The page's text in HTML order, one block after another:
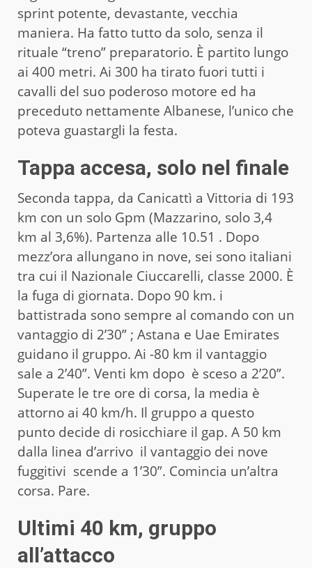
sprint potente, devastante, vecchia
maniera. Ha fatto tutto da solo, senza il
rituale “treno” preparatorio. È partito lungo
ai 400 metri. Ai 300 ha tirato fuori tutti i
cavalli del suo poderoso motore ed ha
preceduto nettamente Albanese, l’unico che
poteva guastargli la festa.
Tappa accesa, solo nel finale
Seconda tappa, da Canicattì a Vittoria di 193
km con un solo Gpm (Mazzarino, solo 3,4
km al 3,6%). Partenza alle 10.51 . Dopo
mezz’ora allungano in nove, sei sono italiani
tra cui il Nazionale Ciuccarelli, classe 2000. È
la fuga di giornata. Dopo 90 km. i
battistrada sono sempre al comando con un
vantaggio di 2’30” ; Astana e Uae Emirates
guidano il gruppo. Ai -80 km il vantaggio
sale a 2’40”. Venti km dopo è sceso a 2’20”.
Superate le tre ore di corsa, la media è
attorno ai 40 km/h. Il gruppo a questo
punto decide di rosicchiare il gap. A 50 km
dalla linea d’arrivo il vantaggio dei nove
fuggitivi scende a 1’30”. Comincia un’altra
corsa. Pare.
Ultimi 40 km, gruppo
all’attacco